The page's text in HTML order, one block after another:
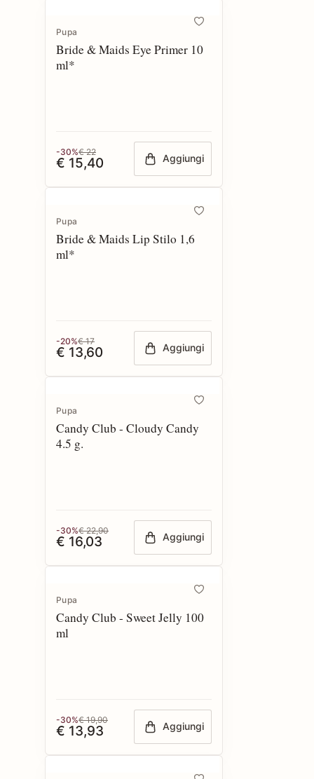
Pupa
Bride & Maids Eye Primer 10
ml*
-30%€ 22
€ 15,40 Aggiungi
Pupa
Bride & Maids Lip Stilo 1,6
ml*
-20%€ 17
€ 13,60 Aggiungi
Pupa
Candy Club - Cloudy Candy
4.5 g.
-30%€ 22,90
€ 16,03 Aggiungi
Pupa
Candy Club - Sweet Jelly 100
ml
-30%€ 19,90
€ 13,93 Aggiungi